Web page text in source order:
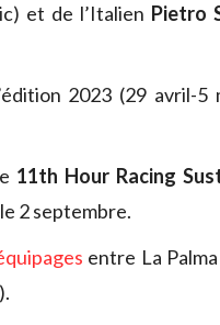
et de l’Italien Pietro
2023 (29 avril-5
11th Hour Racing
2 septembre.
entre La